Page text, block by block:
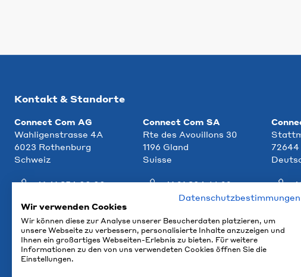
Kontakt & Standorte
Connect Com AG
Wahligenstrasse 4A
6023 Rothenburg
Schweiz
+41 41 854 00 00
info@ccm.ch
Anfahrt
Connect Com SA
Rte des Avouillons 30
1196 Gland
Suisse
+41 21 804 66 22
Anfahrt
Datenschutzbestimmungen
Wir verwenden Cookies
Wir können diese zur Analyse unserer Besucherdaten platzieren, um
unsere Webseite zu verbessern, personalisierte Inhalte anzuzeigen und
Ihnen ein großartiges Webseiten-Erlebnis zu bieten. Für weitere
Informationen zu den von uns verwendeten Cookies öffnen Sie die
Einstellungen.